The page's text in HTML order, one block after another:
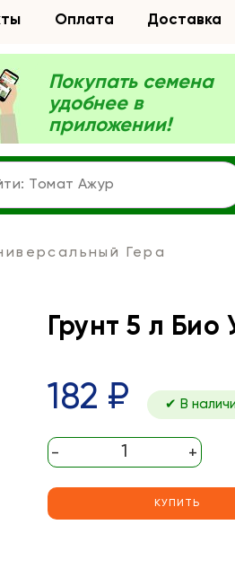
Оплата Доставка
Покупать семена
удобнее в
приложении!
Гера
Грунт 5 л
182 ₽ ✔ В
- +
КУПИТЬ